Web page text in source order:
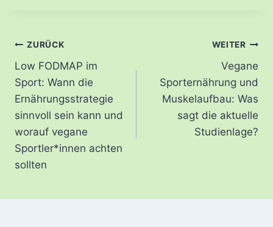
Beitragsnavigation
ZURÜCK
Low FODMAP im
Sport: Wann die
Ernährungsstrategie
sinnvoll sein kann und
worauf vegane
Sportler*innen achten
sollten
WEITER
Vegane
Sporternährung und
Muskelaufbau: Was
sagt die aktuelle
Studienlage?